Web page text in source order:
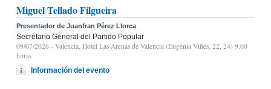
Miguel Tellado Filgueira
Presentador de Juanfran Pérez Llorca
Secretario General del Partido Popular
09/07/2026 - Valencia, Hotel Las Arenas de Valencia (Eugènia Viñes, 22, 24) 9.00
horas
Información del evento